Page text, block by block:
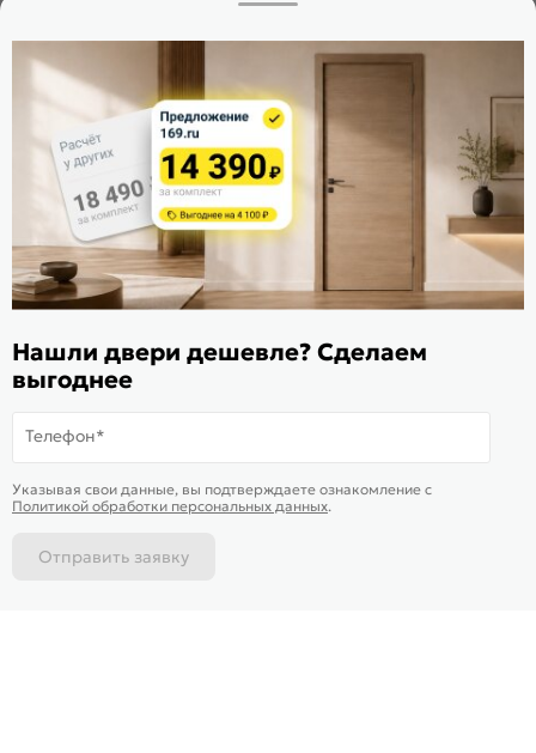
В корзину-49 290 ₽ Купить в 1 клик
Расскажите о нас
Поделиться
Оцените магазин
ИКС 1340
© 2010—2026 Склад Дверей 169.RU
Пользовательское соглашение
Карта сайта
Нашли двери дешевле? Сделаем
выгоднее
Телефон*
Указывая свои данные, вы подтверждаете ознакомление c
Политикой обработки персональных данных.
Отправить заявку